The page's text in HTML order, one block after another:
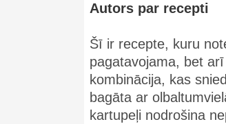
Autors par recepti
Šī ir recepte, kuru
pagatavojama, bet
kombinācija, kas
bagāta ar
kartupeļi nodrošina